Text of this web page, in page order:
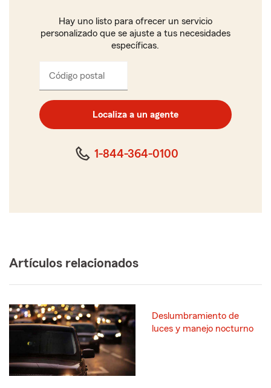
Hay uno listo para ofrecer un servicio
personalizado que se ajuste a tus necesidades
específicas.
Código postal
código
postal
de
cinco
Localiza a un agente
1-844-364-0100
Artículos relacionados
Deslumbramiento de
luces y manejo nocturno